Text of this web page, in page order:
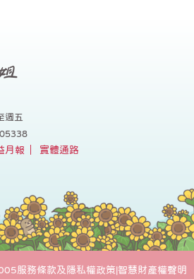
週五
月報 實體通路
服務條款及隱私權政策|智慧財產權聲明